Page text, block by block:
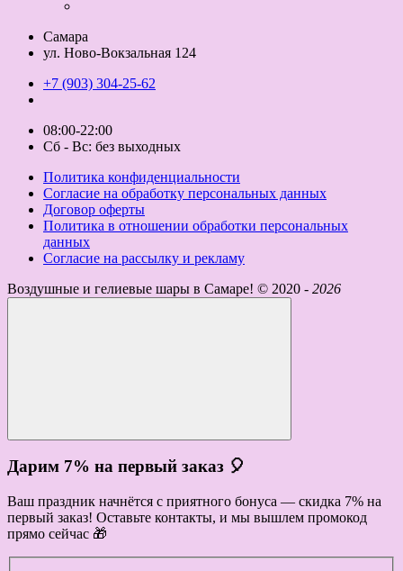
Самара
ул. Ново-Вокзальная 124
+7 (903) 304-25-62
08:00-22:00
Сб - Вс: без выходных
Политика конфиденциальности
Согласие на обработку персональных данных
Договор оферты
Политика в отношении обработки персональных
данных
Согласие на рассылку и рекламу
Воздушные и гелиевые шары в Самаре! © 2020 - 2026
Дарим 7% на первый заказ 🎈
Ваш праздник начнётся с приятного бонуса — скидка 7% на
первый заказ! Оставьте контакты, и мы вышлем промокод
прямо сейчас 🎁